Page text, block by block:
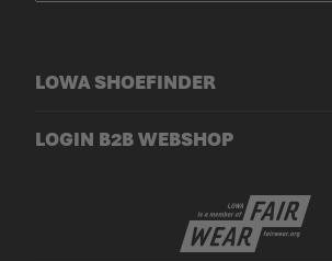
LOWA SHOEFINDER
LOGIN B2B WEBSHOP